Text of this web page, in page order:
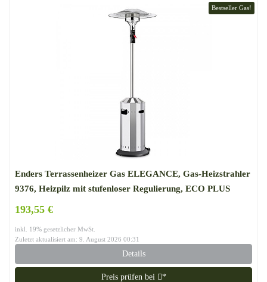
Bestseller Gas!
Enders Terrassenheizer Gas ELEGANCE, Gas-Heizstrahler
9376, Heizpilz mit stufenloser Regulierung, ECO PLUS
193,55 €
inkl. 19% gesetzlicher MwSt.
Zuletzt aktualisiert am: 9. August 2026 00:31
Details
Preis prüfen bei *